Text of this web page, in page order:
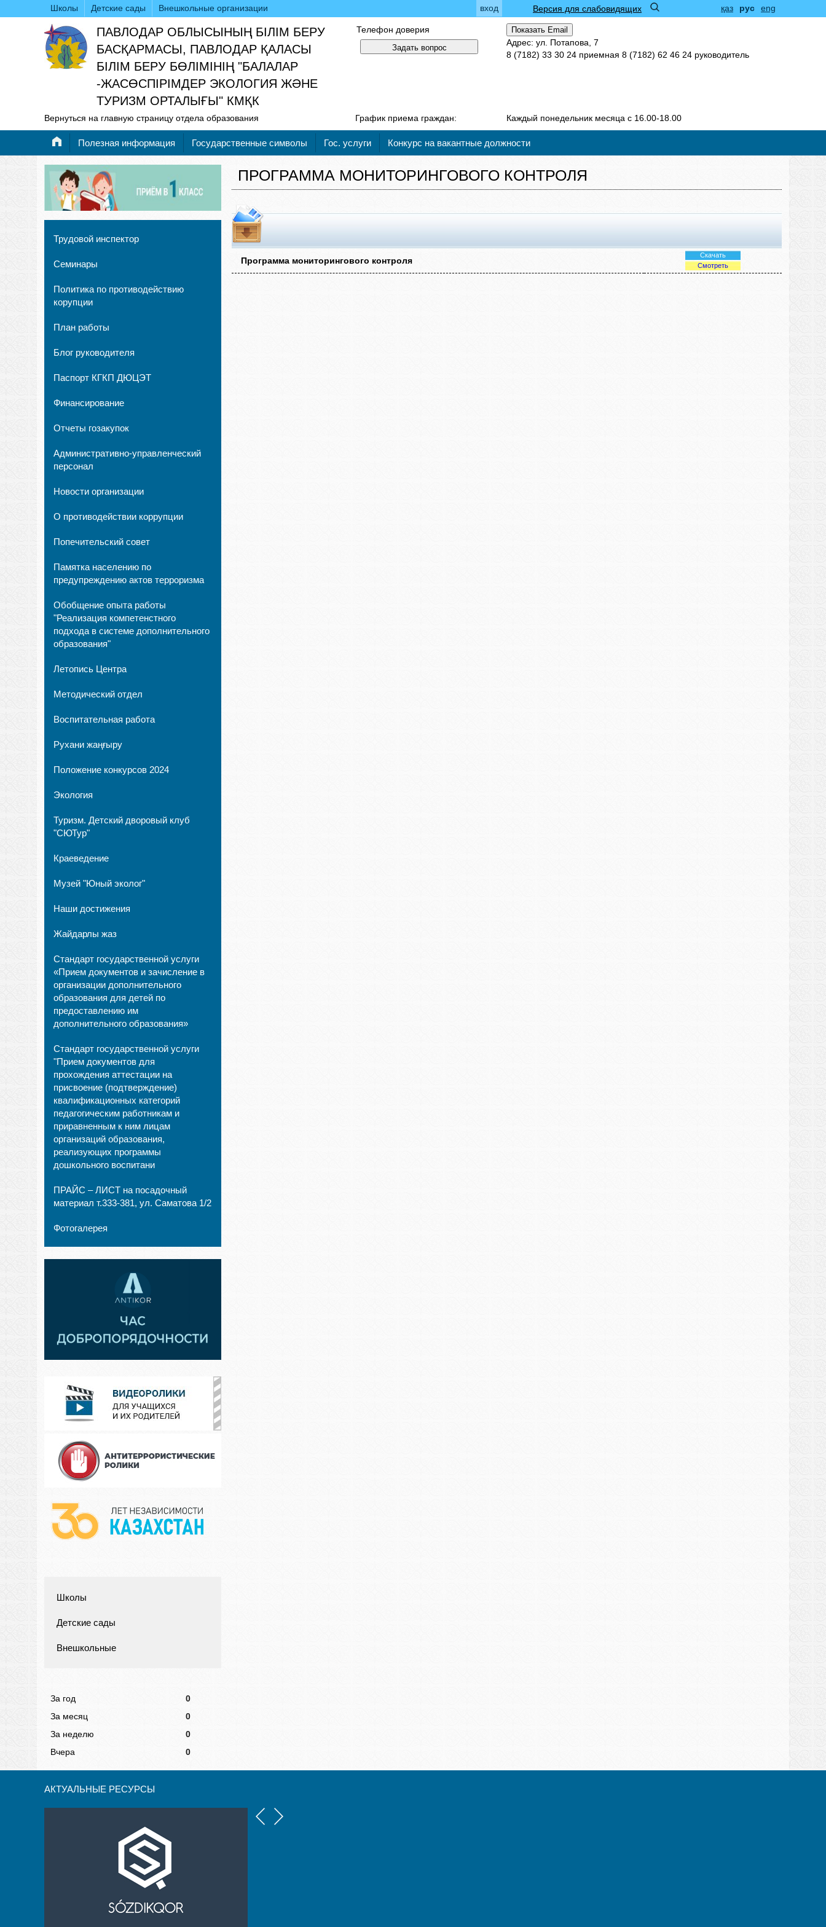
Школы Детские сады Внешкольные организации қаз рус eng
Версия для слабовидящих
вход
ПАВЛОДАР ОБЛЫСЫНЫҢ БІЛІМ БЕРУ
БАСҚАРМАСЫ, ПАВЛОДАР ҚАЛАСЫ
БІЛІМ БЕРУ БӨЛІМІНІҢ "БАЛАЛАР
-ЖАСӨСПІРІМДЕР ЭКОЛОГИЯ ЖӘНЕ
ТУРИЗМ ОРТАЛЫҒЫ" КМҚК
Телефон доверия
Задать вопрос
Показать Email
Адрес: ул. Потапова, 7
8 (7182) 33 30 24 приемная 8 (7182) 62 46 24 руководитель
Вернуться на главную страницу отдела образования График приема граждан: Каждый понедельник месяца с 16.00-18.00
Полезная информация Государственные символы Гос. услуги Конкурс на вакантные должности
Трудовой инспектор
Семинары
Политика по противодействию
корупции
План работы
Блог руководителя
Паспорт КГКП ДЮЦЭТ
Финансирование
Отчеты гозакупок
Административно-управленческий
персонал
Новости организации
О противодействии коррупции
Попечительский совет
Памятка населению по
предупреждению актов терроризма
Обобщение опыта работы
"Реализация компетенстного
подхода в системе дополнительного
образования"
Летопись Центра
Методический отдел
Воспитательная работа
Рухани жаңғыру
Положение конкурсов 2024
Экология
Туризм. Детский дворовый клуб
"СЮТур"
Краеведение
Музей "Юный эколог"
Наши достижения
Жайдарлы жаз
Стандарт государственной услуги
«Прием документов и зачисление в
организации дополнительного
образования для детей по
предоставлению им
дополнительного образования»
Стандарт государственной услуги
"Прием документов для
прохождения аттестации на
присвоение (подтверждение)
квалификационных категорий
педагогическим работникам и
приравненным к ним лицам
организаций образования,
реализующих программы
дошкольного воспитани
ПРАЙС – ЛИСТ на посадочный
материал т.333-381, ул. Саматова 1/2
Фотогалерея
Школы
Детские сады
Внешкольные
За год
0
За месяц
0
За неделю
0
Вчера
0
ПРОГРАММА МОНИТОРИНГОВОГО КОНТРОЛЯ
Программа мониторингового контроля
Скачать
Смотреть
АКТУАЛЬНЫЕ РЕСУРСЫ